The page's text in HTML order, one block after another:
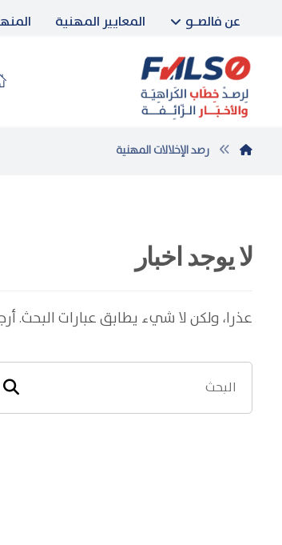
عن فالصـو المعايير المهنية
رصد الإخلالات المهنية
لا يوجد اخبار
عذرا، ولكن لا شيء يطابق عبارات البحث.